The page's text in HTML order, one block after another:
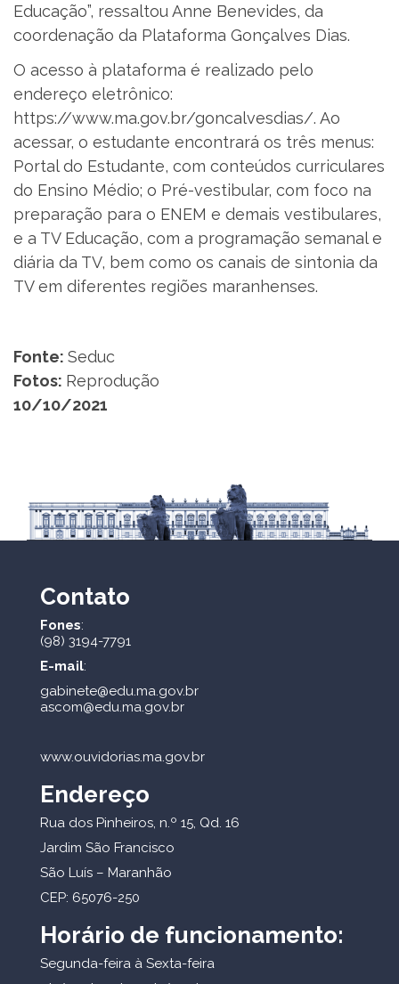
Educação”, ressaltou Anne Benevides, da
coordenação da Plataforma Gonçalves Dias.
O acesso à plataforma é realizado pelo
endereço eletrônico:
https://www.ma.gov.br/goncalvesdias/. Ao
acessar, o estudante encontrará os três menus:
Portal do Estudante, com conteúdos curriculares
do Ensino Médio; o Pré-vestibular, com foco na
preparação para o ENEM e demais vestibulares,
e a TV Educação, com a programação semanal e
diária da TV, bem como os canais de sintonia da
TV em diferentes regiões maranhenses.
Fonte: Seduc
Fotos: Reprodução
10/10/2021
Contato
Fones:
(98) 3194-7791
E-mail:
gabinete@edu.ma.gov.br
ascom@edu.ma.gov.br
www.ouvidorias.ma.gov.br
Endereço
Rua dos Pinheiros, n.º 15, Qd. 16
Jardim São Francisco
São Luís – Maranhão
CEP: 65076-250
Horário de funcionamento:
Segunda-feira à Sexta-feira